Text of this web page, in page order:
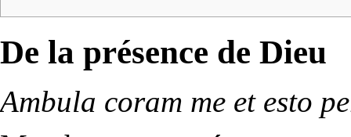
De la présence de Dieu
Ambula coram me et esto